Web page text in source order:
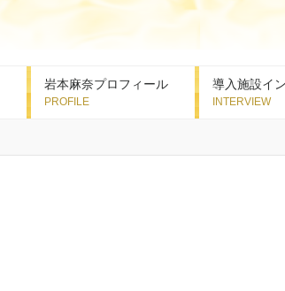
岩本麻奈プロフィール 導入施設イ